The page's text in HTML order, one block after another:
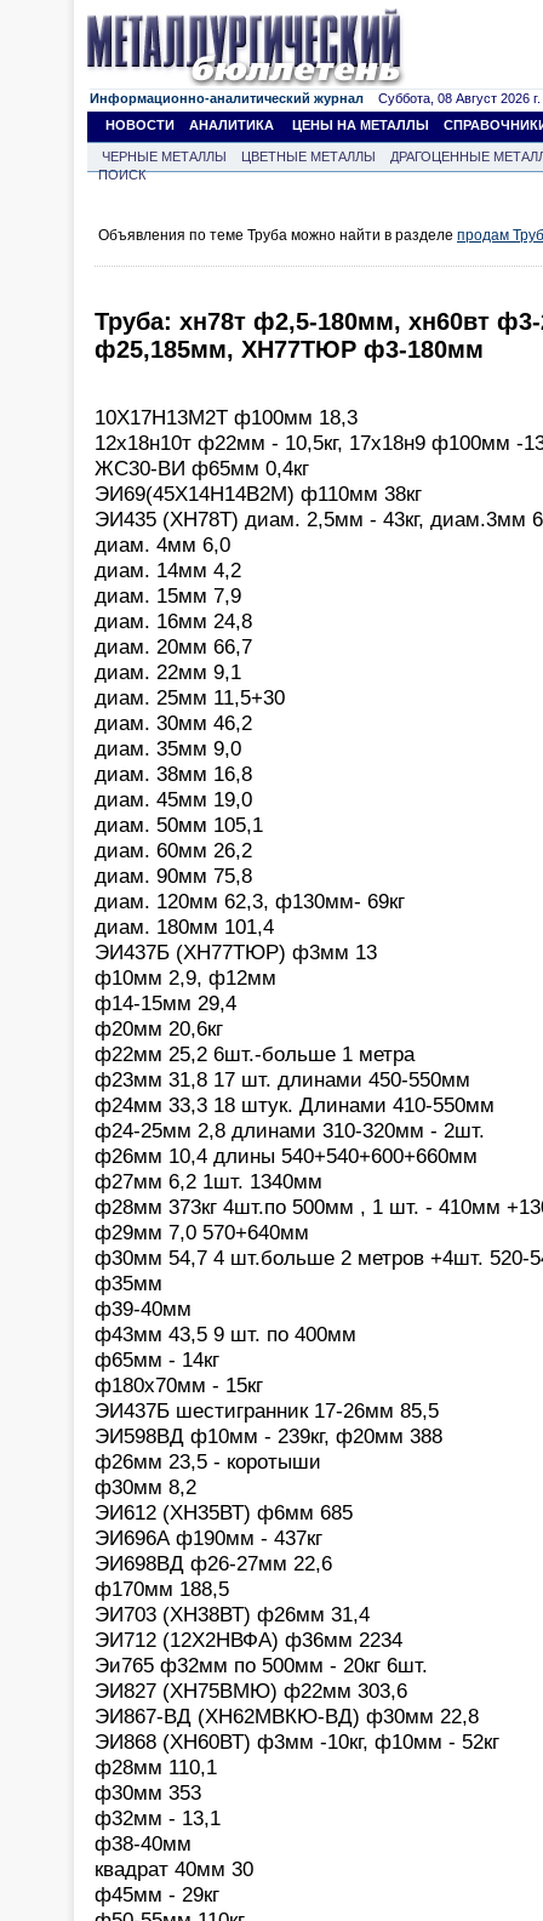
Информационно-аналитический журнал Суббота, 08 Август 2026 г.
НОВОСТИ
АНАЛИТИКА ЦЕНЫ НА МЕТАЛЛЫ
ЧЕРНЫЕ МЕТАЛЛЫ ЦВЕТНЫЕ МЕТАЛЛЫ
ДРАГОЦЕННЫЕ
ПОИСК
Объявления по теме Труба можно найти в разделе продам
Труба: хн78т ф2,5-180мм, хн60вт
ф25,185мм, ХН77ТЮР ф3-180мм
10Х17Н13М2Т ф100мм 18,3
12х18н10т ф22мм - 10,5кг, 17х18н9 ф100мм -
ЖС30-ВИ ф65мм 0,4кг
ЭИ69(45Х14Н14В2М) ф110мм 38кг
ЭИ435 (ХН78Т) диам. 2,5мм - 43кг, диам.3мм
диам. 4мм 6,0
диам. 14мм 4,2
диам. 15мм 7,9
диам. 16мм 24,8
диам. 20мм 66,7
диам. 22мм 9,1
диам. 25мм 11,5+30
диам. 30мм 46,2
диам. 35мм 9,0
диам. 38мм 16,8
диам. 45мм 19,0
диам. 50мм 105,1
диам. 60мм 26,2
диам. 90мм 75,8
диам. 120мм 62,3, ф130мм- 69кг
диам. 180мм 101,4
ЭИ437Б (ХН77ТЮР) ф3мм 13
ф10мм 2,9, ф12мм
ф14-15мм 29,4
ф20мм 20,6кг
ф22мм 25,2 6шт.-больше 1 метра
ф23мм 31,8 17 шт. длинами 450-550мм
ф24мм 33,3 18 штук. Длинами 410-550мм
ф24-25мм 2,8 длинами 310-320мм - 2шт.
ф26мм 10,4 длины 540+540+600+660мм
ф27мм 6,2 1шт. 1340мм
ф28мм 373кг 4шт.по 500мм , 1 шт. - 410мм
ф29мм 7,0 570+640мм
ф30мм 54,7 4 шт.больше 2 метров +4шт. 520-
ф35мм
ф39-40мм
ф43мм 43,5 9 шт. по 400мм
ф65мм - 14кг
ф180х70мм - 15кг
ЭИ437Б шестигранник 17-26мм 85,5
ЭИ598ВД ф10мм - 239кг, ф20мм 388
ф26мм 23,5 - коротыши
ф30мм 8,2
ЭИ612 (ХН35ВТ) ф6мм 685
ЭИ696А ф190мм - 437кг
ЭИ698ВД ф26-27мм 22,6
ф170мм 188,5
ЭИ703 (ХН38ВТ) ф26мм 31,4
ЭИ712 (12Х2НВФА) ф36мм 2234
Эи765 ф32мм по 500мм - 20кг 6шт.
ЭИ827 (ХН75ВМЮ) ф22мм 303,6
ЭИ867-ВД (ХН62МВКЮ-ВД) ф30мм 22,8
ЭИ868 (ХН60ВТ) ф3мм -10кг, ф10мм - 52кг
ф28мм 110,1
ф30мм 353
ф32мм - 13,1
ф38-40мм
квадрат 40мм 30
ф45мм - 29кг